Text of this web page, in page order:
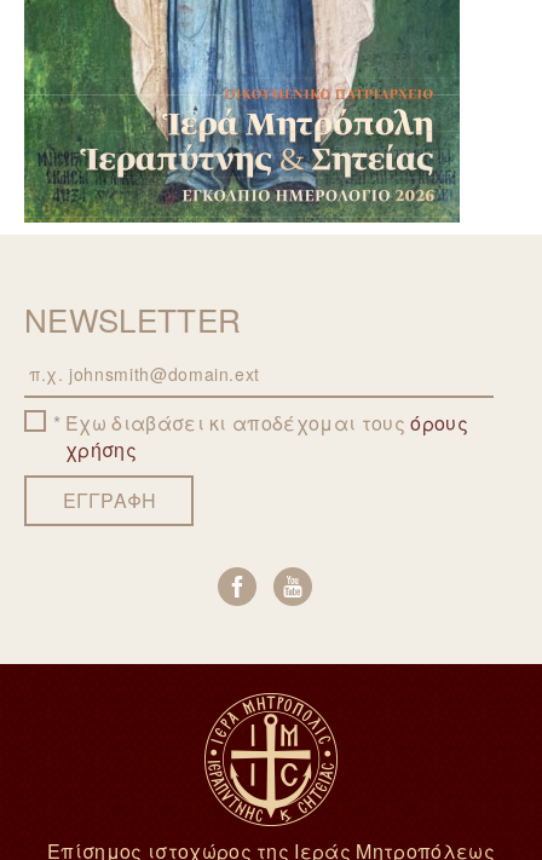
NEWSLETTER
EmailΈχω διαβάσει κι αποδέχομαι τουςόρους
χρήσης
ΕΓΓΡΑΦΗ
Επίσημος ιστοχώρος της Ιεράς Μητροπόλεως